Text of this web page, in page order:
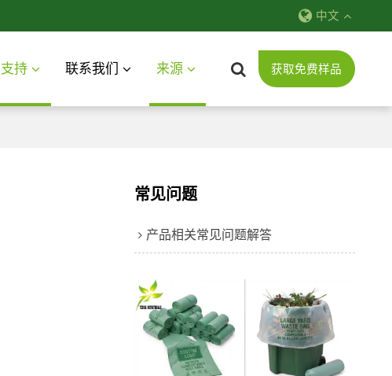
中文
支持 联系我们 来源 获取免费样品
常见问题
产品相关常见问题解答